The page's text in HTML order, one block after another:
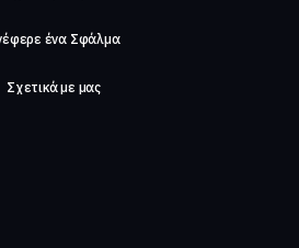
ένα Σφάλμα
Σχετικά με μας